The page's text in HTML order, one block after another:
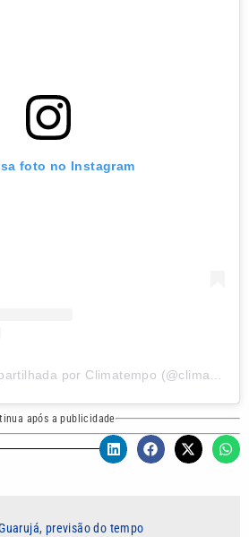
foto no Instagram
Uma publicação compartilhada por Climatempo (@climatempo)
após a publicidade
, previsão do tempo